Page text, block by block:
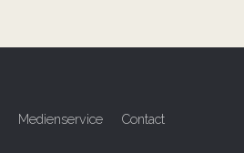
Medienservice Contact